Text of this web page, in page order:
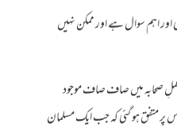
اور اہم سوال ہے اور ممکن نہیں
صحابہ میں صاف صاف موجود
متفق ہو گئی کہ جب ایک مسلمان